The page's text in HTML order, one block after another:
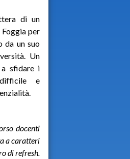
di un
per
da un suo
Un
a sfidare i
e
docenti
a caratteri
di refresh.